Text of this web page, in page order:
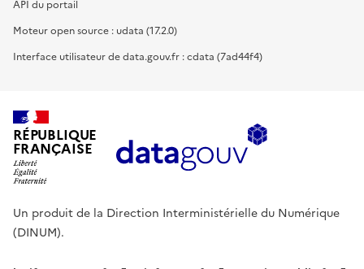
API du portail
Moteur open source : udata (17.2.0)
Interface utilisateur de data.gouv.fr : cdata (7ad44f4)
RÉPUBLIQUE
FRANÇAISE
Un produit de la Direction Interministérielle du Numérique
(DINUM).